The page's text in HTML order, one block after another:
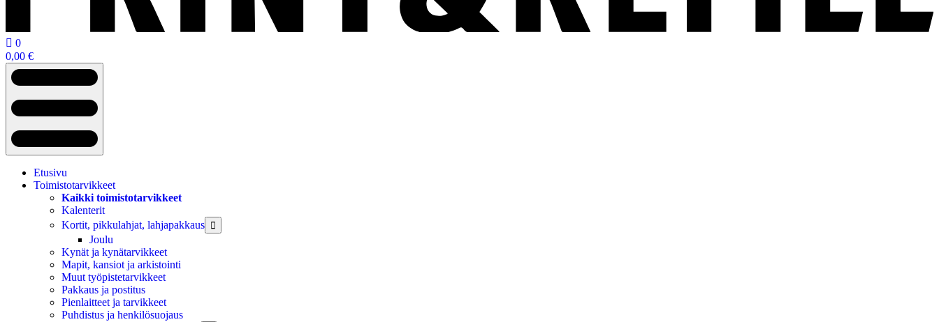
 0
0,00 €
Etusivu
Toimistotarvikkeet
Kaikki toimistotarvikkeet
Kalenterit
Kortit, pikkulahjat, lahjapakkaus

Joulu
Kynät ja kynätarvikkeet
Mapit, kansiot ja arkistointi
Muut työpistetarvikkeet
Pakkaus ja postitus
Pienlaitteet ja tarvikkeet
Puhdistus ja henkilösuojaus